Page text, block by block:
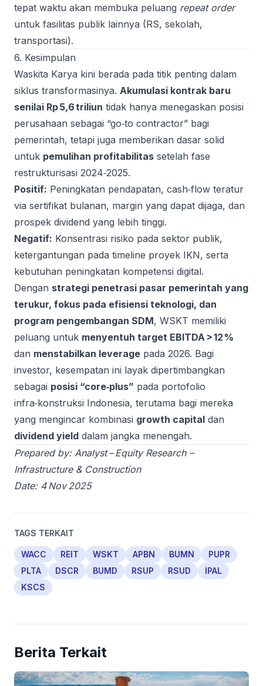
tepat waktu akan membuka peluang repeat order
untuk fasilitas publik lainnya (RS, sekolah,
transportasi).
6. Kesimpulan
Waskita Karya kini berada pada titik penting dalam
siklus transformasinya. Akumulasi kontrak baru
senilai Rp 5,6 triliun tidak hanya menegaskan posisi
perusahaan sebagai “go‑to contractor” bagi
pemerintah, tetapi juga memberikan dasar solid
untuk pemulihan profitabilitas setelah fase
restrukturisasi 2024‑2025.
Positif: Peningkatan pendapatan, cash‑flow teratur
via sertifikat bulanan, margin yang dapat dijaga, dan
prospek dividend yang lebih tinggi.
Negatif: Konsentrasi risiko pada sektor publik,
ketergantungan pada timeline proyek IKN, serta
kebutuhan peningkatan kompetensi digital.
Dengan strategi penetrasi pasar pemerintah yang
terukur, fokus pada efisiensi teknologi, dan
program pengembangan SDM, WSKT memiliki
peluang untuk menyentuh target EBITDA > 12 %
dan menstabilkan leverage pada 2026. Bagi
investor, kesempatan ini layak dipertimbangkan
sebagai posisi “core‑plus” pada portofolio
infra‑konstruksi Indonesia, terutama bagi mereka
yang mengincar kombinasi growth capital dan
dividend yield dalam jangka menengah.
Prepared by: Analyst – Equity Research –
Infrastructure & Construction
Date: 4 Nov 2025
TAGS TERKAIT
WACC REIT WSKT APBN BUMN
PUPR
PLTA
DSCR BUMD RSUP RSUD
IPAL
KSCS
Berita Terkait